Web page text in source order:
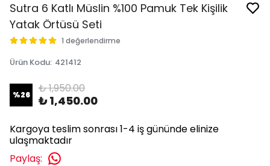
Sutra 6 Katlı Müslin %100 Pamuk Tek Kişilik
Yatak Örtüsü Seti
1 değerlendirme
Ürün Kodu: 421412
%26 ₺ 1,950.00
₺ 1,450.00
Kargoya teslim sonrası 1-4 iş gününde elinize
ulaşmaktadır
Paylaş: